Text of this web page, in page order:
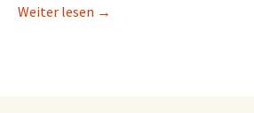
Weiter lesen LCS Playoffs in Amerika:
→